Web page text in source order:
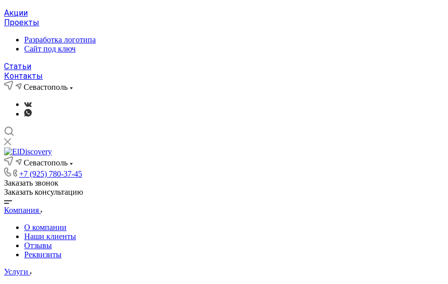
Акции
Проекты
Разработка логотипа
Сайт под ключ
Статьи
Контакты
Севастополь
Севастополь
+7 (925) 780-37-45
Заказать звонок
Заказать консультацию
Компания
О компании
Наши клиенты
Отзывы
Реквизиты
Услуги